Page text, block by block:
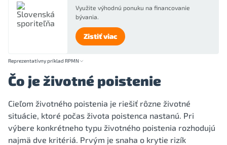
Využite výhodnú ponuku na financovanie
bývania.
Zistiť viac
Reprezentatívny príklad RPMN
Čo je životné poistenie
Cieľom životného poistenia je riešiť rôzne životné
situácie, ktoré počas života poistenca nastanú. Pri
výbere konkrétneho typu životného poistenia rozhodujú
najmä dve kritériá. Prvým je snaha o krytie rizík